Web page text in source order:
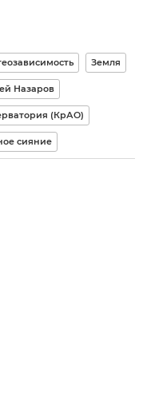
Земля
Назаров
(КрАО)
сияние